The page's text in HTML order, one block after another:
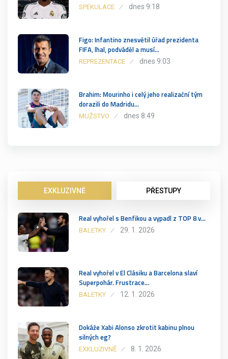
SPEKULACE dnes 9:18
Figo: Infantino znesvětil úřad prezidenta
FIFA, lhal, podváděl a musí…
REPREZENTACE dnes 9:03
Brahim: Mourinho i celý jeho realizační tým
dorazili do Madridu…
MUŽSTVO dnes 8:49
EXKLUZIVNĚ PŘESTUPY
Real vyhořel s Benfikou a vypadl z TOP 8 v…
BALETKY 29. 1. 2026
Real vyhořel v El Clásiku a Barcelona slaví
Superpohár. Frustrace…
BALETKY 12. 1. 2026
Dokáže Xabi Alonso zkrotit kabinu plnou
silných eg?
EXKLUZIVNĚ 8. 1. 2026